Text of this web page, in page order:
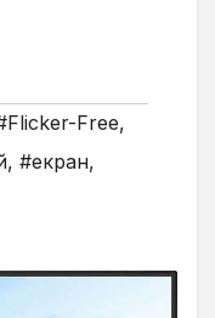
Free,
, #екран,